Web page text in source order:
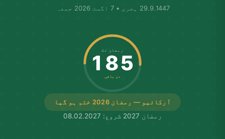
29.9.1447 ہجری • 7 اگست 2026 جمعہ
آرکائیو — رمضان 2026 ختم ہو گیا
رمضان تک
185
دن باقی
رمضان 2027 شروع: 08.02.2027